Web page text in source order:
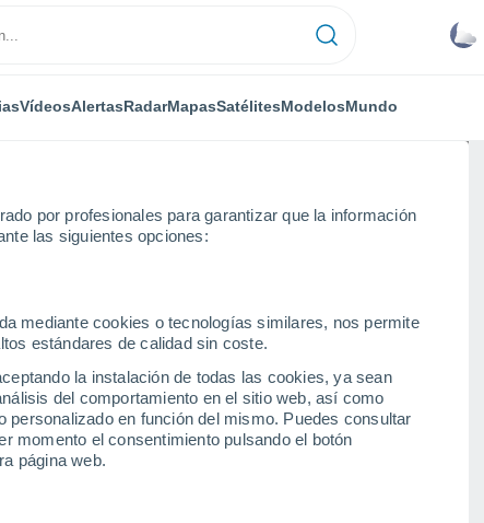
por profesionales para garantizar que la información
las siguientes opciones:
mediante cookies o tecnologías similares, nos permite
estándares de calidad sin coste.
la instalación de todas las cookies, ya sean
del comportamiento en el sitio web, así como
en función del mismo. Puedes consultar
momento el consentimiento pulsando el botón
página web.
VídeosAlertasRadarMapasSatélitesModelosMundo